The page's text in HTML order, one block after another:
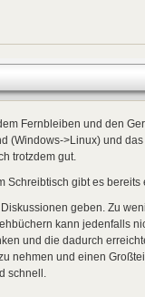
Fernbleiben und den
(Windows->Linux) und
trotzdem gut.
Schreibtisch gibt es
geben. Zu
kann jedenfalls
und die dadurch
nehmen und einen
schnell.